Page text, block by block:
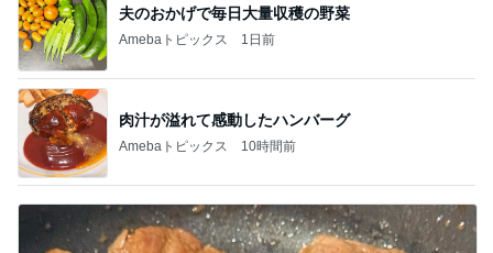
夫のおかげで毎日大量収穫の野菜
Amebaトピックス 1日前
肉汁が溢れて感動したハンバーグ
Amebaトピックス 10時間前